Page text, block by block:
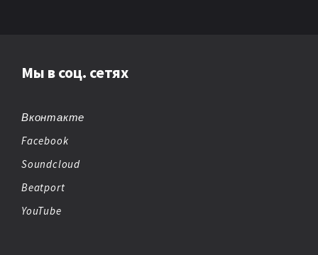
Мы в соц. сетях
Вконтакте
Facebook
Soundcloud
Beatport
YouTube